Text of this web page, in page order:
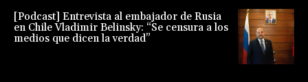
[Podcast] Entrevista al embajador de Rusia
en Chile Vladimir Belinsky: “Se censura a los
medios que dicen la verdad”